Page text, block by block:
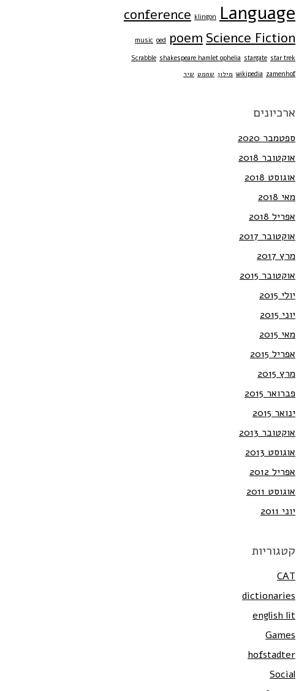
conference klingon Language
music oed poem Science Fiction
Scrabble shakespeare hamlet ophelia stargate star trek
wikipedia zamenhof מילון שחמט שיר
ארכיונים
ספטמבר 2020
אוקטובר 2018
אוגוסט 2018
מאי 2018
אפריל 2018
אוקטובר 2017
מרץ 2017
אוקטובר 2015
יולי 2015
יוני 2015
מאי 2015
אפריל 2015
מרץ 2015
פברואר 2015
ינואר 2015
אוקטובר 2013
אוגוסט 2013
אפריל 2012
אוגוסט 2011
יוני 2011
קטגוריות
CAT
dictionaries
english lit
Games
hofstadter
Social